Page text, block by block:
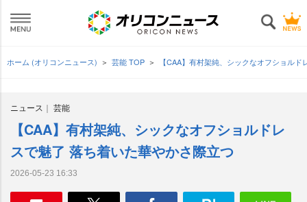
ホーム (オリコンニュース) 芸能 TOP 【CAA】有村架純、シックなオフショル
ニュース 芸能
【CAA】有村架純、シックなオフショルドレ
スで魅了 落ち着いた華やかさ際立つ
2026-05-23 16:33